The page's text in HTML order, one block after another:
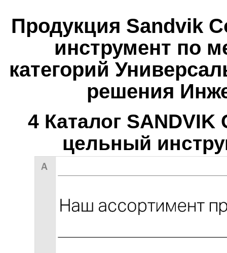
Продукция Sandvik
инструмент по
категорий
решения
4 Каталог
цельный